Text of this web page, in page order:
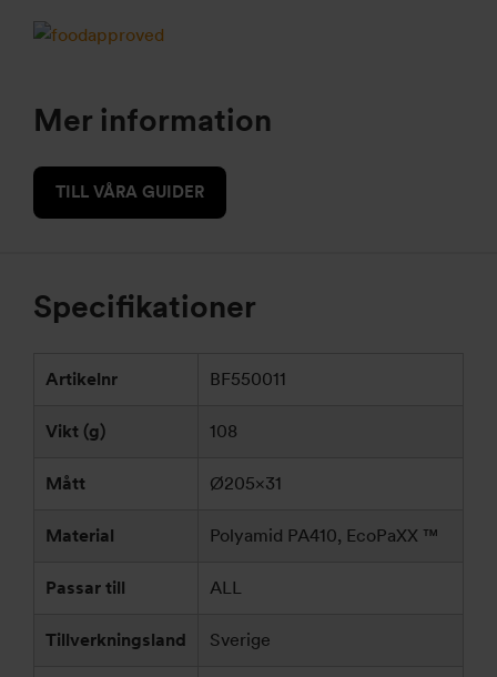
Mer information
TILL VÅRA GUIDER
Specifikationer
Artikelnr BF550011
Vikt (g) 108
Mått Ø205×31
Material Polyamid PA410, EcoPaXX ™
Passar till ALL
Tillverkningsland Sverige